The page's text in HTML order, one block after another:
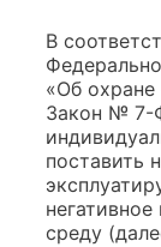
В
«Об
Закон № 7-
поставить
среду